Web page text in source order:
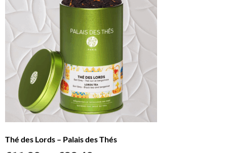
Thé des Lords – Palais des Thés